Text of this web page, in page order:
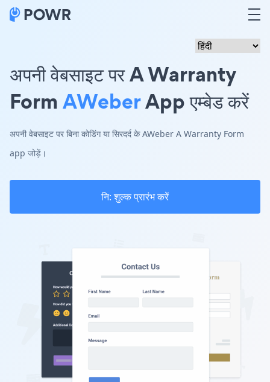
अपनी वेबसाइट पर A Warranty
Form AWeberApp एम्बेड करें
अपनी वेबसाइट पर बिना कोडिंग या सिरदर्द के AWeber A Warranty Form
app जोड़ें।
नि: शुल्क प्रारंभ करें